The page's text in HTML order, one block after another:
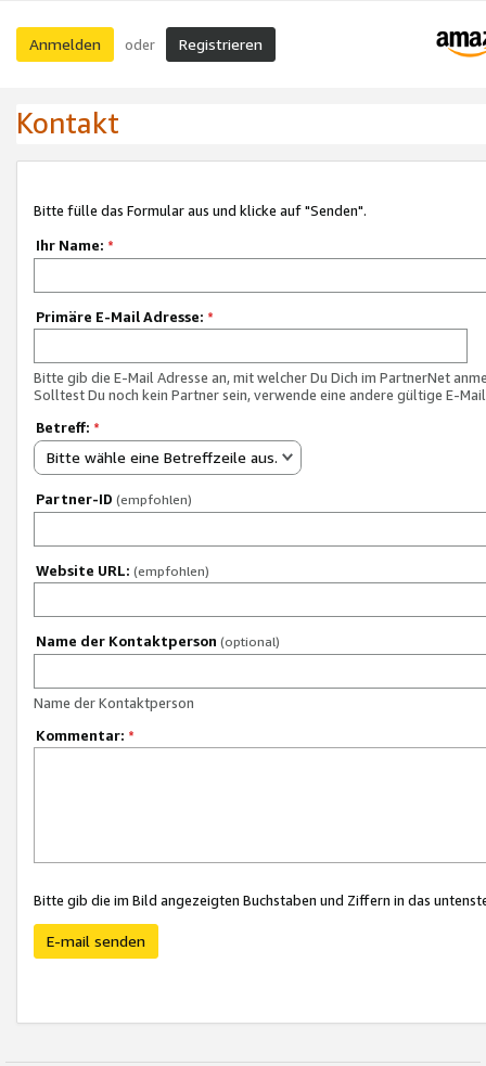
Anmelden oder Registrieren
Kontakt
Bitte fülle das Formular aus und klicke auf "Senden".
Ihr Name: *
Primäre E-Mail Adresse: *
Bitte gib die E-Mail Adresse an, mit welcher Du Dich im PartnerNet
Solltest Du noch kein Partner sein, verwende eine andere gültige E-
Betreff: *
Bitte wähle eine Betreffzeile aus.
Partner-ID (empfohlen)
Website URL: (empfohlen)
Name der Kontaktperson (optional)
Name der Kontaktperson
Kommentar: *
Bitte gib die im Bild angezeigten Buchstaben und Ziffern in das
E-mail senden